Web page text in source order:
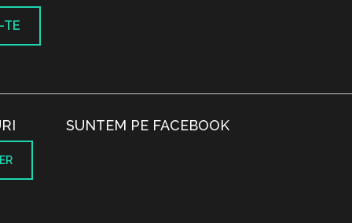
TE
SUNTEM PE FACEBOOK